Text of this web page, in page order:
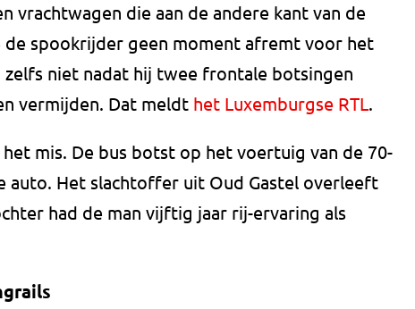
vrachtwagen die aan de andere kant van de
de spookrijder geen moment afremt voor het
niet nadat hij twee frontale botsingen
vermijden. Dat meldt het Luxemburgse RTL.
mis. De bus botst op het voertuig van de 70-
auto. Het slachtoffer uit Oud Gastel overleeft
had de man vijftig jaar rij-ervaring als